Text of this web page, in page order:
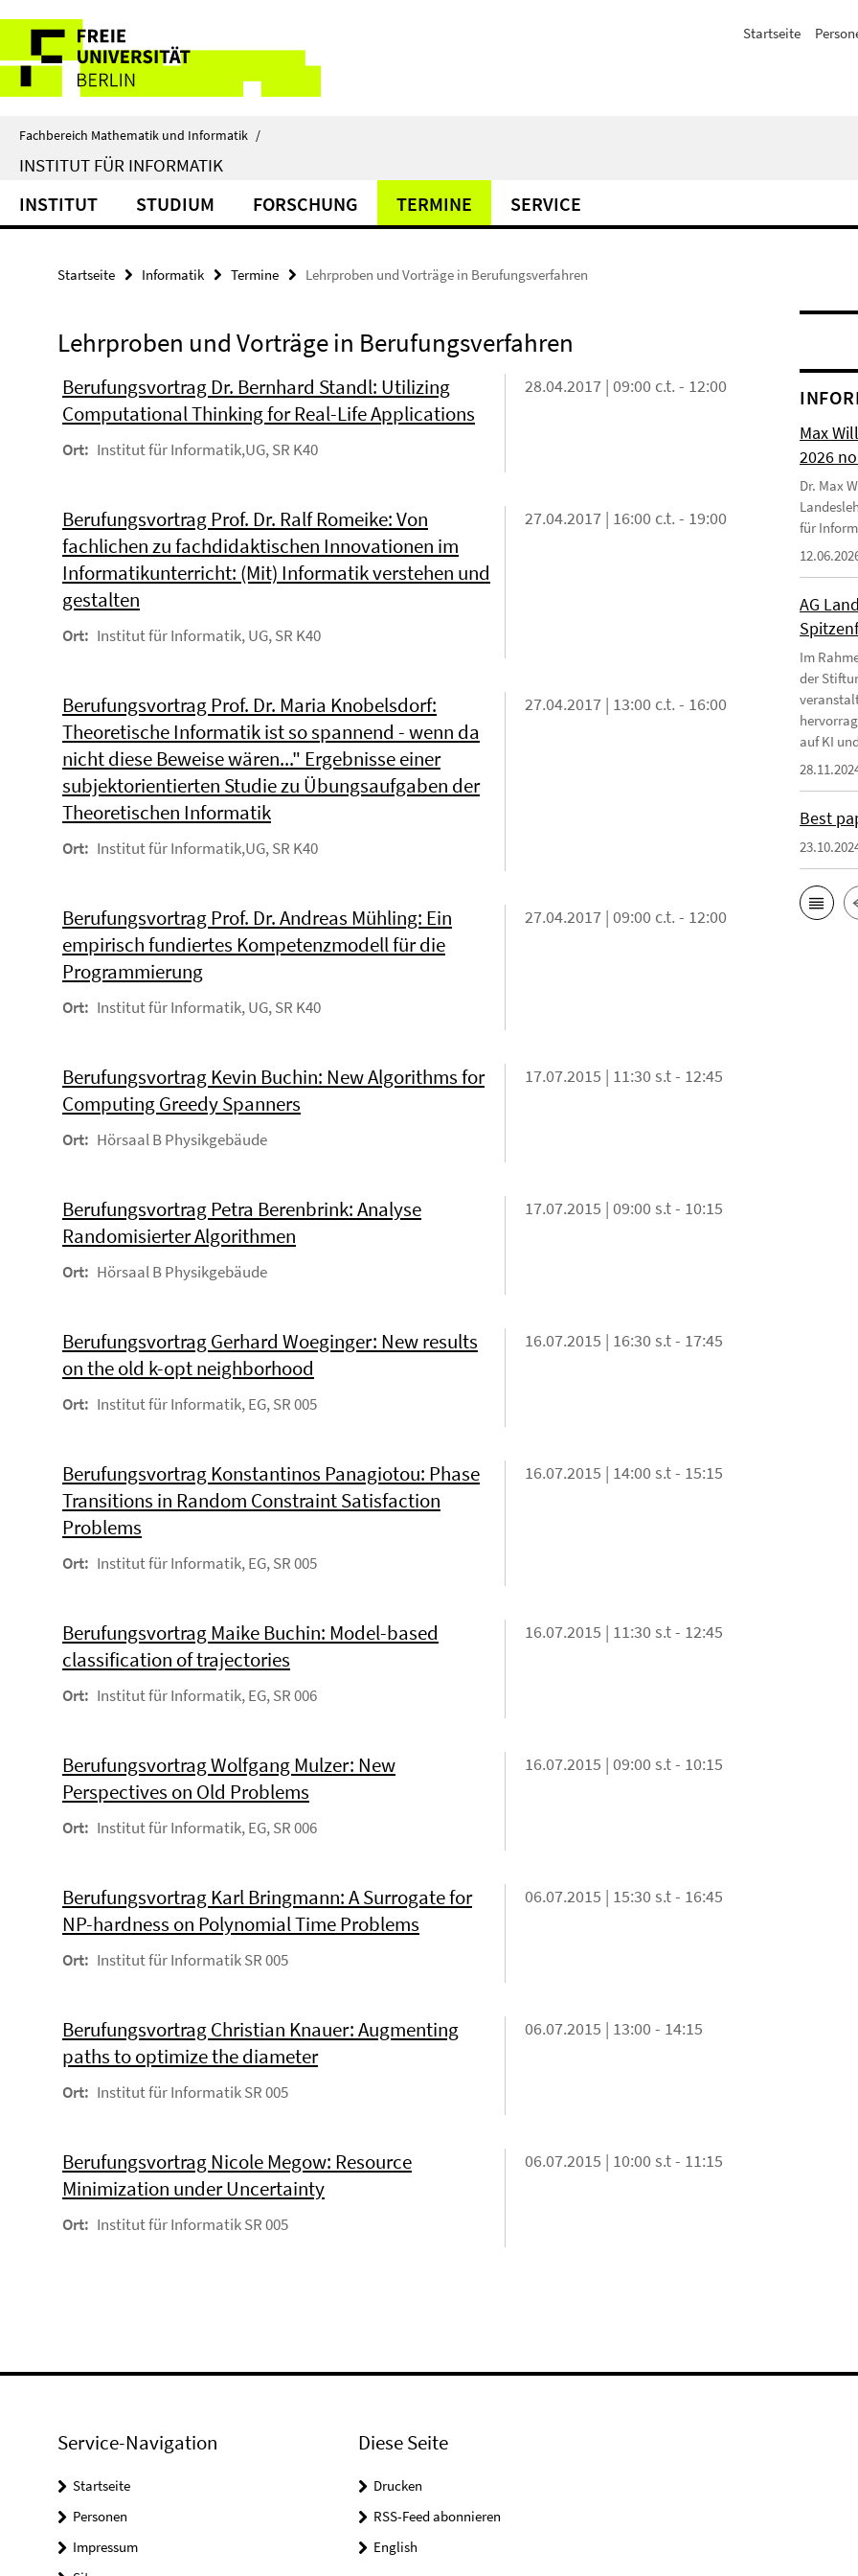
direkt
zu
Inhalt
Service-
Navigation
Startseite
Fachbereich Mathematik und Informatik /
INSTITUT FÜR INFORMATIK
INSTITUT STUDIUM FORSCHUNG TERMINE SERVICE
Startseite Informatik Termine Lehrproben und Vorträge in Berufungsverfahren
Lehrproben und Vorträge in Berufungsverfahren
Berufungsvortrag Dr. Bernhard Standl: Utilizing
Computational Thinking for Real-Life Applications
Ort: Institut für Informatik,UG, SR K40
28.04.2017 | 09:00 c.t. - 12:00
Berufungsvortrag Prof. Dr. Ralf Romeike: Von
fachlichen zu fachdidaktischen Innovationen im
Informatikunterricht: (Mit) Informatik verstehen und
gestalten
Ort: Institut für Informatik, UG, SR K40
27.04.2017 | 16:00 c.t. - 19:00
Berufungsvortrag Prof. Dr. Maria Knobelsdorf:
Theoretische Informatik ist so spannend - wenn da
nicht diese Beweise wären..." Ergebnisse einer
subjektorientierten Studie zu Übungsaufgaben der
Theoretischen Informatik
Ort: Institut für Informatik,UG, SR K40
27.04.2017 | 13:00 c.t. - 16:00
Berufungsvortrag Prof. Dr. Andreas Mühling: Ein
empirisch fundiertes Kompetenzmodell für die
Programmierung
Ort: Institut für Informatik, UG, SR K40
27.04.2017 | 09:00 c.t. - 12:00
Berufungsvortrag Kevin Buchin: New Algorithms for
Computing Greedy Spanners
Ort: Hörsaal B Physikgebäude
17.07.2015 | 11:30 s.t - 12:45
Berufungsvortrag Petra Berenbrink: Analyse
Randomisierter Algorithmen
Ort: Hörsaal B Physikgebäude
17.07.2015 | 09:00 s.t - 10:15
Berufungsvortrag Gerhard Woeginger: New results
on the old k-opt neighborhood
Ort: Institut für Informatik, EG, SR 005
16.07.2015 | 16:30 s.t - 17:45
Berufungsvortrag Konstantinos Panagiotou: Phase
Transitions in Random Constraint Satisfaction
Problems
Ort: Institut für Informatik, EG, SR 005
16.07.2015 | 14:00 s.t - 15:15
Berufungsvortrag Maike Buchin: Model-based
classification of trajectories
Ort: Institut für Informatik, EG, SR 006
16.07.2015 | 11:30 s.t - 12:45
Berufungsvortrag Wolfgang Mulzer: New
Perspectives on Old Problems
Ort: Institut für Informatik, EG, SR 006
16.07.2015 | 09:00 s.t - 10:15
Berufungsvortrag Karl Bringmann: A Surrogate for
NP-hardness on Polynomial Time Problems
Ort: Institut für Informatik SR 005
06.07.2015 | 15:30 s.t - 16:45
Berufungsvortrag Christian Knauer: Augmenting
paths to optimize the diameter
Ort: Institut für Informatik SR 005
06.07.2015 | 13:00 - 14:15
Berufungsvortrag Nicole Megow: Resource
Minimization under Uncertainty
Ort: Institut für Informatik SR 005
06.07.2015 | 10:00 s.t - 11:15
Max
2026
Dr. Max
für
AG
Im
der
auf KI
Best
Service-Navigation
Startseite
Personen
Impressum
Diese Seite
Drucken
RSS-Feed abonnieren
English